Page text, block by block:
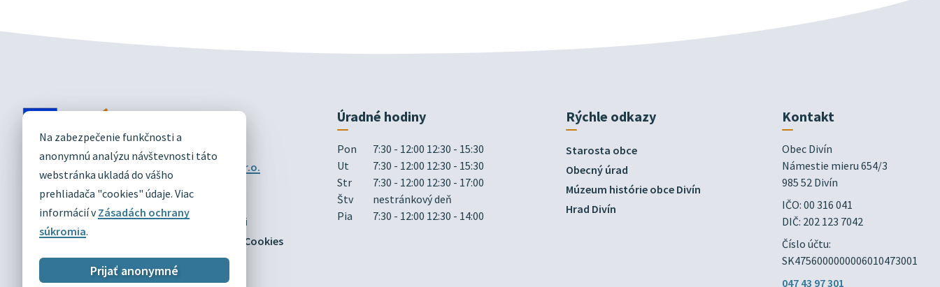
Na zabezpečenie funkčnosti a
anonymnú analýzu návštevnosti táto
webstránka ukladá do vášho
prehliadača "cookies" údaje. Viac
informácií vZásadách ochrany
súkromia.
Prijať anonymné
DIVÍN
OFICIÁLNE STRÁNKY
Technický prevádzkovateľ:
Alphabet partner s.r.o.
Správca obsahu:Obec Divín
Posledná aktualizácia:03.08.2026
Mapa
Vyhlásenie o prístupnosti
Zásady ochrany osobných údajov
Nastaviť Cookies
Úradné hodiny
Pon
7:30 - 12:00 12:30 - 15:30
Ut
7:30 - 12:00 12:30 - 15:30
Str
7:30 - 12:00 12:30 - 17:00
Štv
nestránkový deň
Pia
7:30 - 12:00 12:30 - 14:00
Rýchle odkazy
Starosta obce
Obecný úrad
Múzeum histórie obce Divín
Hrad Divín
Kontakt
Obec Divín
Námestie mieru 654/3
985 52 Divín
IČO: 00 316 041
DIČ: 202 123 7042
Číslo účtu:
SK4756000000006010473001
047 43 97 301